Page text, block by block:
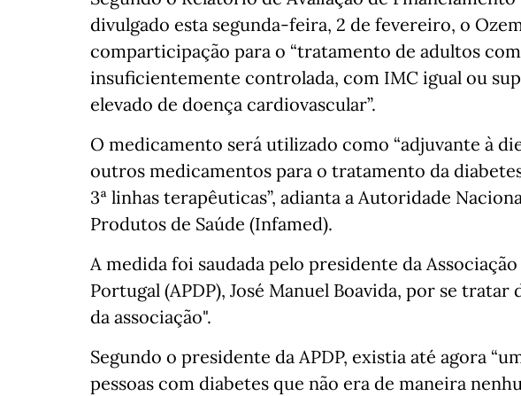
divulgado esta segunda-feira, 2 de fevereiro, o
comparticipação para o “tratamento de adultos
insuficientemente controlada, com IMC igual ou
elevado de doença cardiovascular”.
O medicamento será utilizado como “adjuvante à
outros medicamentos para o tratamento da
3ª linhas terapêuticas”, adianta a Autoridade
Produtos de Saúde (Infamed).
A medida foi saudada pelo presidente da
Portugal (APDP), José Manuel Boavida, por se
da associação".
Segundo o presidente da APDP, existia até agora
pessoas com diabetes que não era de maneira